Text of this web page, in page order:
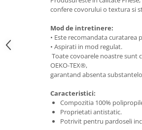
confere covorului o textura si
Mod de intretinere:
• Este recomandata curatarea
• Aspirati in mod regulat.
Toate covoarele noastre sunt
OEKO-TEX®,
garantand absenta
Caracteristici:
Compozitia 100%
Proprietati antistatic.
Potrivit pentru pardoseli